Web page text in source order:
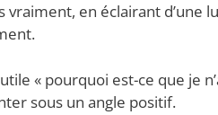
vraiment, en éclairant d’une
« pourquoi est-ce que je
sous un angle positif.